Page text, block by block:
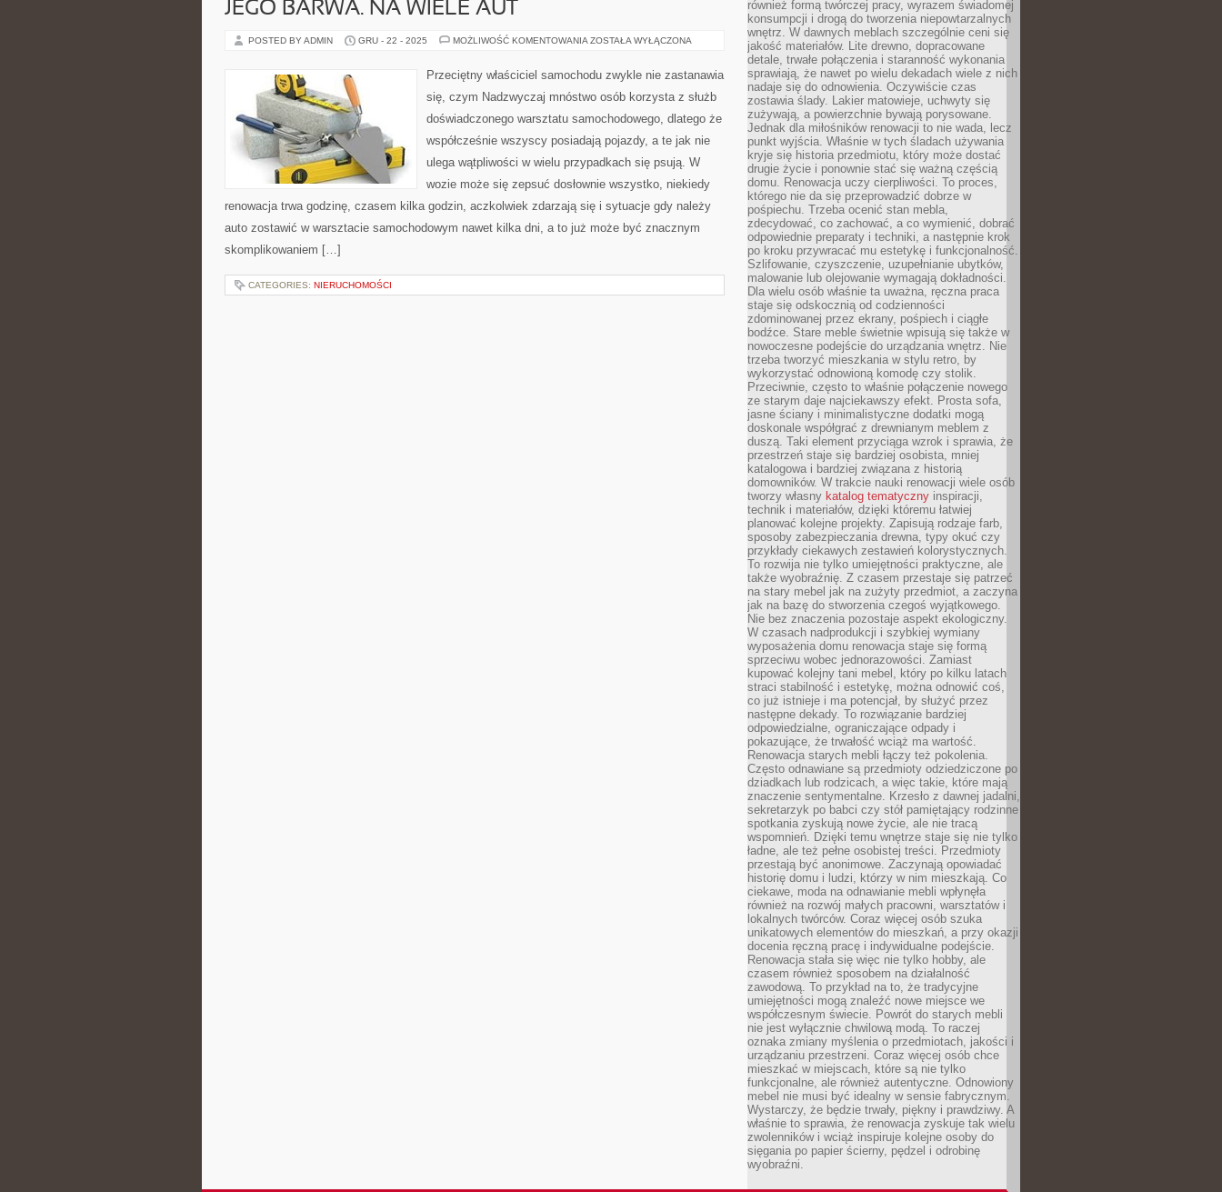
JEGO BARWA. NA WIELE AUT
POSTED BY ADMIN GRU - 22 - 2025 MOŻLIWOŚĆ KOMENTOWANIA O
AUTA
NIERAZ
JEGO
NA
AUT
ZOSTAŁA WYŁĄCZONA
Przeciętny właściciel samochodu zwykle nie zastanawia
się, czym Nadzwyczaj mnóstwo osób korzysta z służb
doświadczonego warsztatu samochodowego, dlatego że
współcześnie wszyscy posiadają pojazdy, a te jak nie
ulega wątpliwości w wielu przypadkach się psują. W
wozie może się zepsuć dosłownie wszystko, niekiedy
renowacja trwa godzinę, czasem kilka godzin, aczkolwiek zdarzają się i sytuacje gdy należy
auto zostawić w warsztacie samochodowym nawet kilka dni, a to już może być znacznym
skomplikowaniem […]
CATEGORIES: NIERUCHOMOŚCI
również formą twórczej pracy, wyrazem świadomej
konsumpcji i drogą do tworzenia niepowtarzalnych
wnętrz. W dawnych meblach szczególnie ceni się
jakość materiałów. Lite drewno, dopracowane
detale, trwałe połączenia i staranność wykonania
sprawiają, że nawet po wielu dekadach wiele z nich
nadaje się do odnowienia. Oczywiście czas
zostawia ślady. Lakier matowieje, uchwyty się
zużywają, a powierzchnie bywają porysowane.
Jednak dla miłośników renowacji to nie wada, lecz
punkt wyjścia. Właśnie w tych śladach używania
kryje się historia przedmiotu, który może dostać
drugie życie i ponownie stać się ważną częścią
domu. Renowacja uczy cierpliwości. To proces,
którego nie da się przeprowadzić dobrze w
pośpiechu. Trzeba ocenić stan mebla,
zdecydować, co zachować, a co wymienić, dobrać
odpowiednie preparaty i techniki, a następnie krok
po kroku przywracać mu estetykę i funkcjonalność.
Szlifowanie, czyszczenie, uzupełnianie ubytków,
malowanie lub olejowanie wymagają dokładności.
Dla wielu osób właśnie ta uważna, ręczna praca
staje się odskocznią od codzienności
zdominowanej przez ekrany, pośpiech i ciągłe
bodźce. Stare meble świetnie wpisują się także w
nowoczesne podejście do urządzania wnętrz. Nie
trzeba tworzyć mieszkania w stylu retro, by
wykorzystać odnowioną komodę czy stolik.
Przeciwnie, często to właśnie połączenie nowego
ze starym daje najciekawszy efekt. Prosta sofa,
jasne ściany i minimalistyczne dodatki mogą
doskonale współgrać z drewnianym meblem z
duszą. Taki element przyciąga wzrok i sprawia, że
przestrzeń staje się bardziej osobista, mniej
katalogowa i bardziej związana z historią
domowników. W trakcie nauki renowacji wiele osób
tworzy własny katalog tematyczny inspiracji,
technik i materiałów, dzięki któremu łatwiej
planować kolejne projekty. Zapisują rodzaje farb,
sposoby zabezpieczania drewna, typy okuć czy
przykłady ciekawych zestawień kolorystycznych.
To rozwija nie tylko umiejętności praktyczne, ale
także wyobraźnię. Z czasem przestaje się patrzeć
na stary mebel jak na zużyty przedmiot, a zaczyna
jak na bazę do stworzenia czegoś wyjątkowego.
Nie bez znaczenia pozostaje aspekt ekologiczny.
W czasach nadprodukcji i szybkiej wymiany
wyposażenia domu renowacja staje się formą
sprzeciwu wobec jednorazowości. Zamiast
kupować kolejny tani mebel, który po kilku latach
straci stabilność i estetykę, można odnowić coś,
co już istnieje i ma potencjał, by służyć przez
następne dekady. To rozwiązanie bardziej
odpowiedzialne, ograniczające odpady i
pokazujące, że trwałość wciąż ma wartość.
Renowacja starych mebli łączy też pokolenia.
Często odnawiane są przedmioty odziedziczone po
dziadkach lub rodzicach, a więc takie, które mają
znaczenie sentymentalne. Krzesło z dawnej jadalni,
sekretarzyk po babci czy stół pamiętający rodzinne
spotkania zyskują nowe życie, ale nie tracą
wspomnień. Dzięki temu wnętrze staje się nie tylko
ładne, ale też pełne osobistej treści. Przedmioty
przestają być anonimowe. Zaczynają opowiadać
historię domu i ludzi, którzy w nim mieszkają. Co
ciekawe, moda na odnawianie mebli wpłynęła
również na rozwój małych pracowni, warsztatów i
lokalnych twórców. Coraz więcej osób szuka
unikatowych elementów do mieszkań, a przy okazji
docenia ręczną pracę i indywidualne podejście.
Renowacja stała się więc nie tylko hobby, ale
czasem również sposobem na działalność
zawodową. To przykład na to, że tradycyjne
umiejętności mogą znaleźć nowe miejsce we
współczesnym świecie. Powrót do starych mebli
nie jest wyłącznie chwilową modą. To raczej
oznaka zmiany myślenia o przedmiotach, jakości i
urządzaniu przestrzeni. Coraz więcej osób chce
mieszkać w miejscach, które są nie tylko
funkcjonalne, ale również autentyczne. Odnowiony
mebel nie musi być idealny w sensie fabrycznym.
Wystarczy, że będzie trwały, piękny i prawdziwy. A
właśnie to sprawia, że renowacja zyskuje tak wielu
zwolenników i wciąż inspiruje kolejne osoby do
sięgania po papier ścierny, pędzel i odrobinę
wyobraźni.